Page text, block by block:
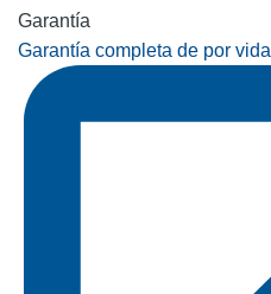
Garantía
Garantía completa de por vida